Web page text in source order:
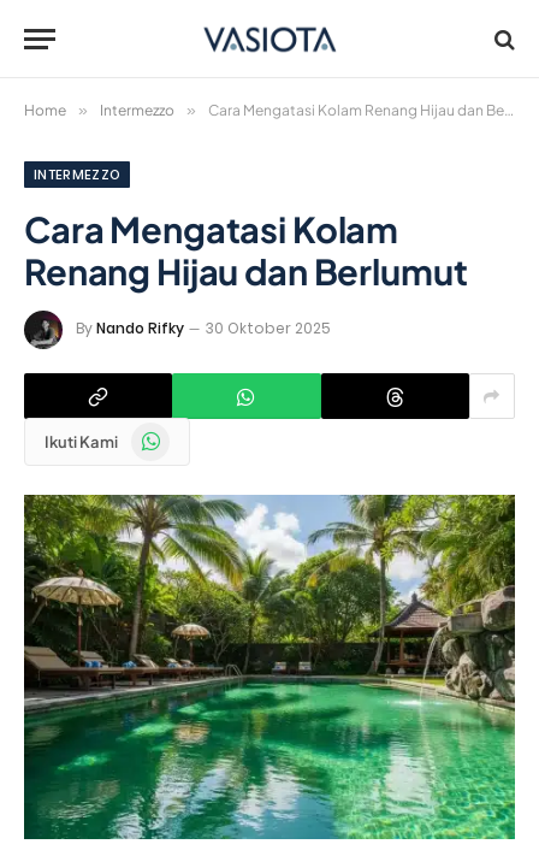
Home » Intermezzo » Cara Mengatasi Kolam Renang Hijau dan Berlumut
INTERMEZZO
Cara Mengatasi Kolam
Renang Hijau dan Berlumut
ByNando Rifky 30 Oktober 2025
Ikuti Kami WhatsApp